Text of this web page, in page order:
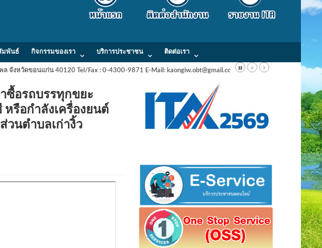
มพันธ์ กิจกรรมของเรา บริการประชาชน ติดต่อเรา
จังหวัดขอนแก่น 40120 Tel/Fax : 0-4300-9871 E-Mail: kaongiw.obt@gmail.com
ซื้อรถบรรทุกขยะ
รือกำลังเครื่องยนต์
วนตำบลเก่างิ้ว